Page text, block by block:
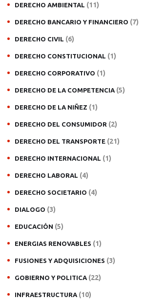
DERECHO AMBIENTAL (11)
DERECHO BANCARIO Y FINANCIERO (7)
DERECHO CIVIL (6)
DERECHO CONSTITUCIONAL (1)
DERECHO CORPORATIVO (1)
DERECHO DE LA COMPETENCIA (5)
DERECHO DE LA NIÑEZ (1)
DERECHO DEL CONSUMIDOR (2)
DERECHO DEL TRANSPORTE (21)
DERECHO INTERNACIONAL (1)
DERECHO LABORAL (4)
DERECHO SOCIETARIO (4)
DIALOGO (3)
EDUCACIÓN (5)
ENERGIAS RENOVABLES (1)
FUSIONES Y ADQUISICIONES (3)
GOBIERNO Y POLITICA (22)
INFRAESTRUCTURA (10)